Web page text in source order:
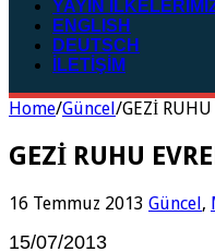
YAYIN
ENGLISH
DEUTSCH
İLETİŞİM
Home/Güncel/GEZİ RUHU
GEZİ RUHU
16 Temmuz 2013 Güncel,
15/07/2013